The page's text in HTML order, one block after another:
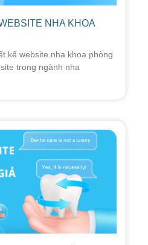
NHA KHOA
kế website nha khoa phòng
trong ngành nha